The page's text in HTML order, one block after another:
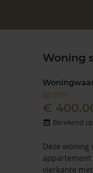
Woning
(gratis)
€
Berekend
Deze woning
appartement
vierkante